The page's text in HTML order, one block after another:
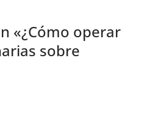
«¿Cómo operar
sobre